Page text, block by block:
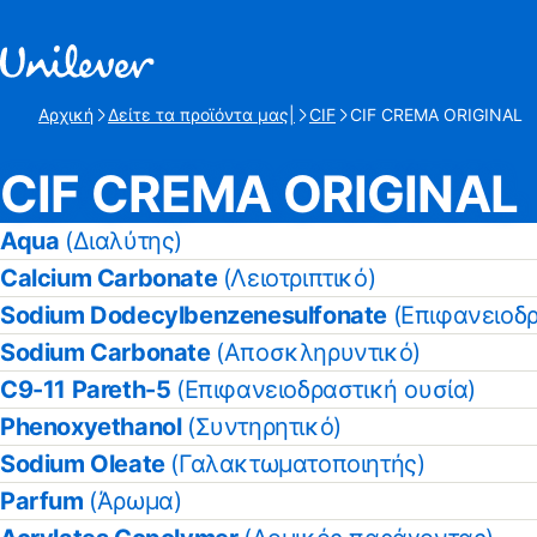
Αρχική Δείτε τα προϊόντα μας| CIFΤρέχουσα σελίδα:
CIF CREMA ORIGINAL
CIF CREMA ORIGINAL
Aqua (Διαλύτης)
Calcium Carbonate (Λειοτριπτικό)
Sodium Dodecylbenzenesulfonate
Sodium Carbonate (Αποσκληρυντικό)
C9-11 Pareth-5 (Επιφανειοδραστική ουσία)
Phenoxyethanol (Συντηρητικό)
Sodium Oleate (Γαλακτωματοποιητής)
Parfum (Άρωμα)